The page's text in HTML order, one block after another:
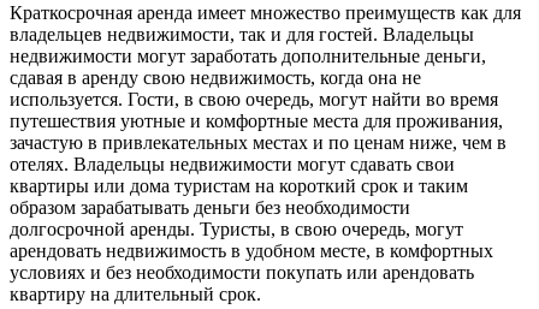
Краткосрочная аренда имеет множество преимуществ как для
владельцев недвижимости, так и для гостей. Владельцы
недвижимости могут заработать дополнительные деньги,
сдавая в аренду свою недвижимость, когда она не
используется. Гости, в свою очередь, могут найти во время
путешествия уютные и комфортные места для проживания,
зачастую в привлекательных местах и по ценам ниже, чем в
отелях. Владельцы недвижимости могут сдавать свои
квартиры или дома туристам на короткий срок и таким
образом зарабатывать деньги без необходимости
долгосрочной аренды. Туристы, в свою очередь, могут
арендовать недвижимость в удобном месте, в комфортных
условиях и без необходимости покупать или арендовать
квартиру на длительный срок.